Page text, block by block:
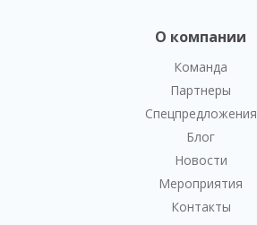
О компании
Команда
Партнеры
Спецпредложения
Блог
Новости
Мероприятия
Контакты